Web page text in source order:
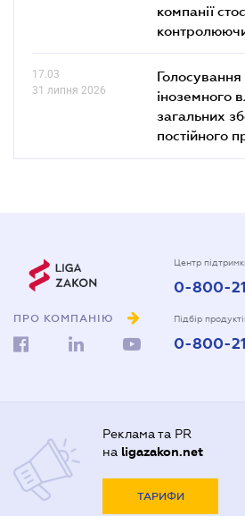
компанії
17.03
31 липня 2026
іноземного
загальних
постійного
ПРО КОМПАНІЮ
Центр
0-800-
Підбір
0-800-
Реклама та PR
на ligazakon.net
ТАРИФИ